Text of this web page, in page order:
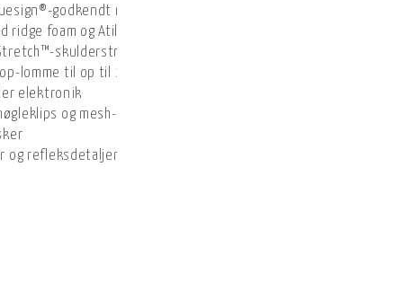
godkendt nylon med PFAS-fri DWR-behandling
foam og Atilon-rammeplade
skulderstropper med mesh; aftagelig webbing-hoftebælte
lomme til op til 16" bærbare computere
elektronik
og mesh-lommer
og refleksdetaljer